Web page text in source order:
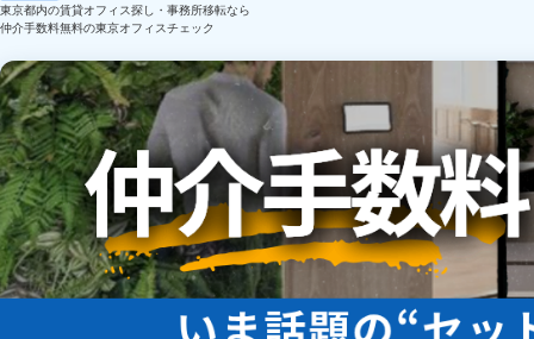
東京都内の賃貸オフィス探し・事務所移転なら
仲介手数料無料の東京オフィスチェック